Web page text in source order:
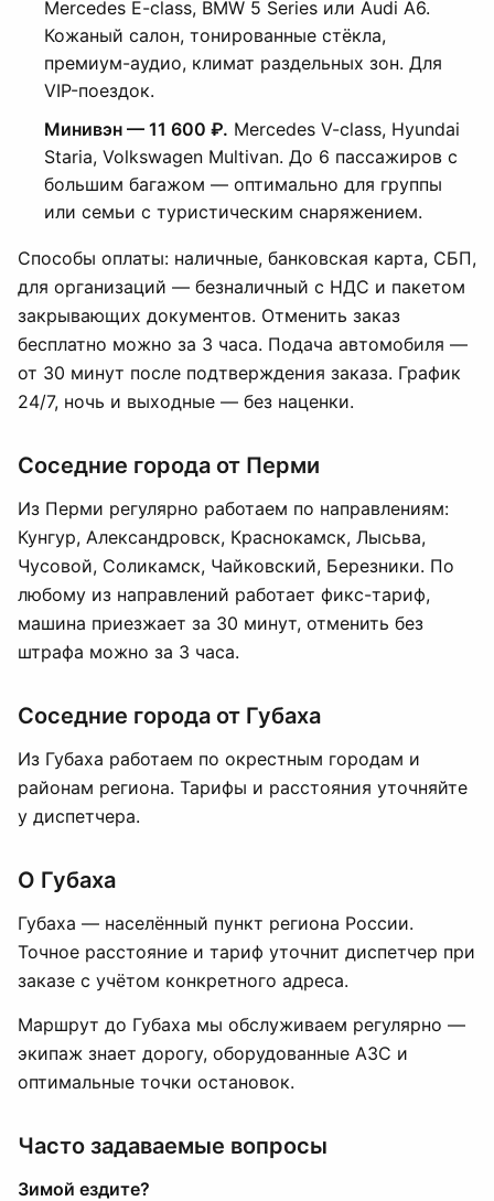
Mercedes E-class, BMW 5 Series или Audi A6.
Кожаный салон, тонированные стёкла,
премиум-аудио, климат раздельных зон. Для
VIP-поездок.
Минивэн — 11 600 ₽. Mercedes V-class, Hyundai
Staria, Volkswagen Multivan. До 6 пассажиров с
большим багажом — оптимально для группы
или семьи с туристическим снаряжением.
Способы оплаты: наличные, банковская карта, СБП,
для организаций — безналичный с НДС и пакетом
закрывающих документов. Отменить заказ
бесплатно можно за 3 часа. Подача автомобиля —
от 30 минут после подтверждения заказа. График
24/7, ночь и выходные — без наценки.
Соседние города от Перми
Из Перми регулярно работаем по направлениям:
Кунгур, Александровск, Краснокамск, Лысьва,
Чусовой, Соликамск, Чайковский, Березники. По
любому из направлений работает фикс-тариф,
машина приезжает за 30 минут, отменить без
штрафа можно за 3 часа.
Соседние города от Губаха
Из Губаха работаем по окрестным городам и
районам региона. Тарифы и расстояния уточняйте
у диспетчера.
О Губаха
Губаха — населённый пункт региона России.
Точное расстояние и тариф уточнит диспетчер при
заказе с учётом конкретного адреса.
Маршрут до Губаха мы обслуживаем регулярно —
экипаж знает дорогу, оборудованные АЗС и
оптимальные точки остановок.
Часто задаваемые вопросы
Зимой ездите?